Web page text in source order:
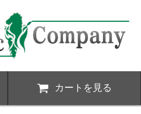
カートを見る